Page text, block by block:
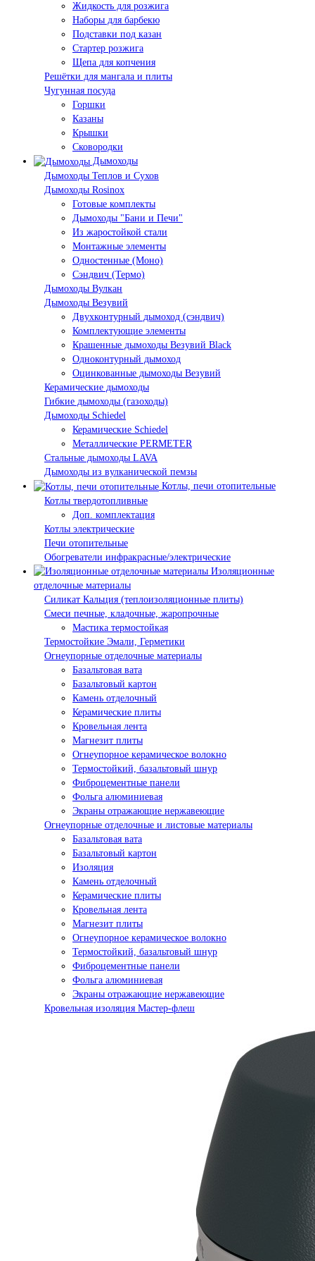
Жидкость для розжига
Наборы для барбекю
Подставки под казан
Стартер розжига
Щепа для копчения
Решётки для мангала и плиты
Чугунная посуда
Горшки
Казаны
Крышки
Сковородки
Дымоходы
Дымоходы Теплов и Сухов
Дымоходы Rosinox
Готовые комплекты
Дымоходы "Бани и Печи"
Из жаростойкой стали
Монтажные элементы
Одностенные (Моно)
Сэндвич (Термо)
Дымоходы Вулкан
Дымоходы Везувий
Двухконтурный дымоход (сэндвич)
Комплектующие элементы
Крашенные дымоходы Везувий Black
Одноконтурный дымоход
Оцинкованные дымоходы Везувий
Керамические дымоходы
Гибкие дымоходы (газоходы)
Дымоходы Schiedel
Керамические Schiedel
Металлические PERMETER
Стальные дымоходы LAVA
Дымоходы из вулканической пемзы
Котлы, печи отопительные
Котлы твердотопливные
Доп. комплектация
Котлы электрические
Печи отопительные
Обогреватели инфракрасные/электрические
Изоляционные
отделочные материалы
Силикат Кальция (теплоизоляционные плиты)
Смеси печные, кладочные, жаропрочные
Мастика термостойкая
Термостойкие Эмали, Герметики
Огнеупорные отделочные материалы
Базальтовая вата
Базальтовый картон
Камень отделочный
Керамические плиты
Кровельная лента
Магнезит плиты
Огнеупорное керамическое волокно
Термостойкий, базальтовый шнур
Фиброцементные панели
Фольга алюминиевая
Экраны отражающие нержавеющие
Огнеупорные отделочные и листовые материалы
Базальтовая вата
Базальтовый картон
Изоляция
Камень отделочный
Керамические плиты
Кровельная лента
Магнезит плиты
Огнеупорное керамическое волокно
Термостойкий, базальтовый шнур
Фиброцементные панели
Фольга алюминиевая
Экраны отражающие нержавеющие
Кровельная изоляция Мастер-флеш